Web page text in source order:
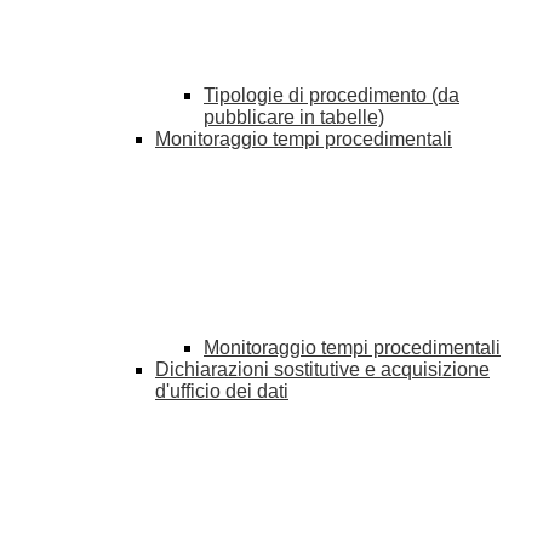
Tipologie di procedimento (da
pubblicare in tabelle)
Monitoraggio tempi procedimentali
Monitoraggio tempi procedimentali
Dichiarazioni sostitutive e acquisizione
d'ufficio dei dati